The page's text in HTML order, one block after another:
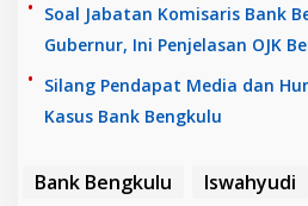
Soal Jabatan Komisaris Bank
Gubernur, Ini Penjelasan OJK
Silang Pendapat Media dan
Kasus Bank Bengkulu
Bank Bengkulu Iswahyudi